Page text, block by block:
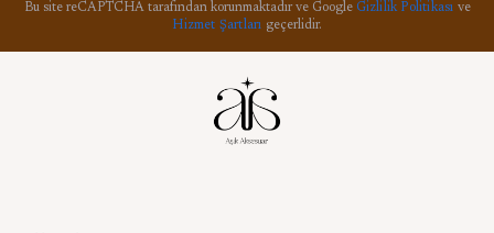
Bu site reCAPTCHA tarafından korunmaktadır ve Google Gizlilik Politikası ve
Hizmet Şartları geçerlidir.